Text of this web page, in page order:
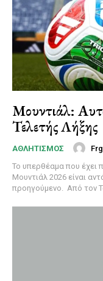
Μουντιάλ:
Τελετής Λήξης
ΑΘΛΗΤΙΣΜΌΣ
Το υπερθέαμα που έχει
Μουντιάλ 2026 είναι
προηγούμενο.